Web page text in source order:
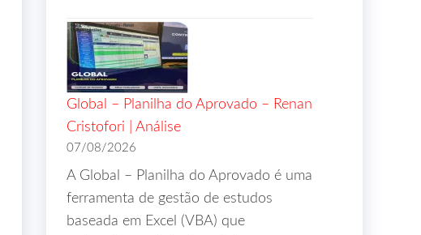
Global – Planilha do Aprovado – Renan
Cristofori | Análise
07/08/2026
A Global – Planilha do Aprovado é uma
ferramenta de gestão de estudos
baseada em Excel (VBA) que